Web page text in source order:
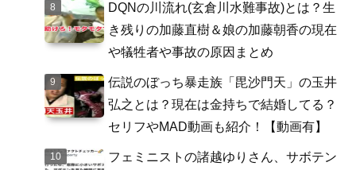
DQNの川流れ(玄倉川水難事故)とは？生
き残りの加藤直樹＆娘の加藤朝香の現在
や犠牲者や事故の原因まとめ
伝説のぼっち暴走族「毘沙門天」の玉井
弘之とは？現在は金持ちで結婚してる？
セリフやMAD動画も紹介！【動画有】
フェミニストの諸越ゆりさん、サボテン